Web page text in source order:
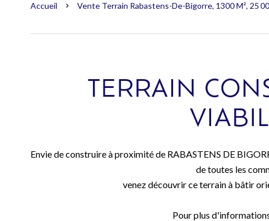
Accueil Vente Terrain Rabastens-De-Bigorre, 1300 M², 25
TERRAIN
Envie de construire à proximité de RABASTENS DE
de toutes les
venez découvrir ce terrain à bâtir
Pour plus